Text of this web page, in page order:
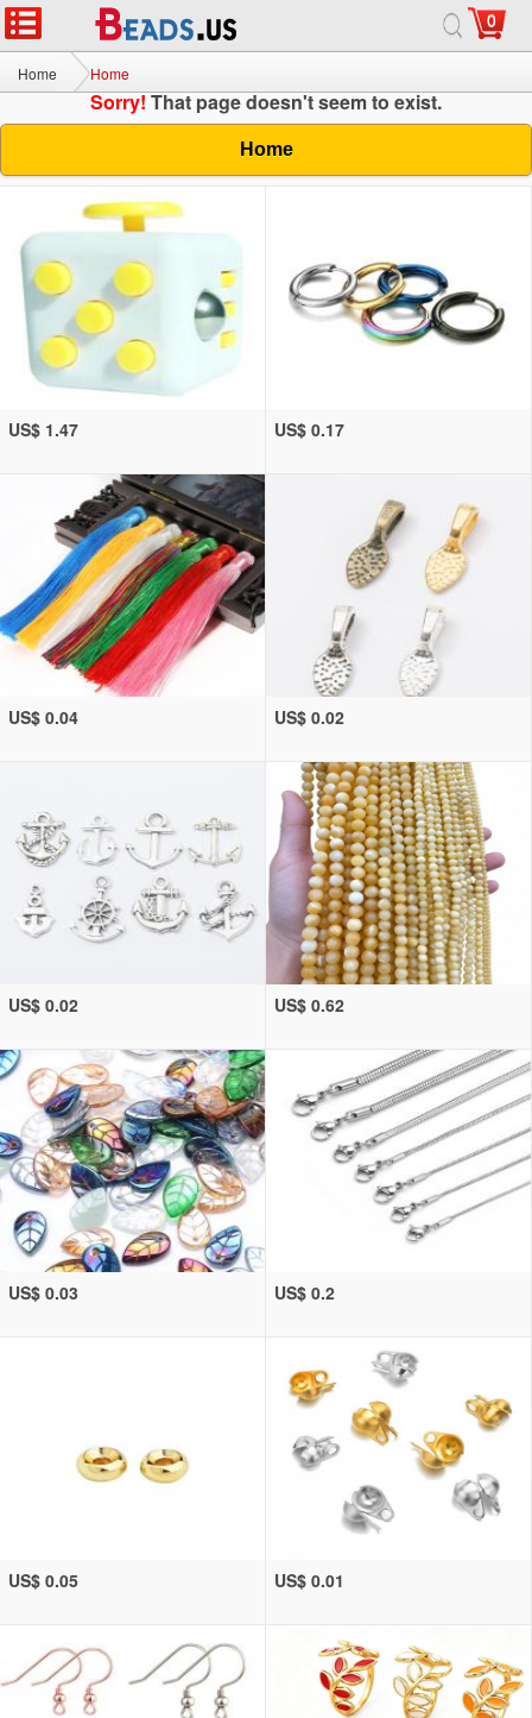
0
Home Home
Sorry!That page doesn't seem to exist.
Home
US$ 1.47 US$ 0.17
US$ 0.04 US$ 0.02
US$ 0.02 US$ 0.62
US$ 0.03 US$ 0.2
US$ 0.05 US$ 0.01